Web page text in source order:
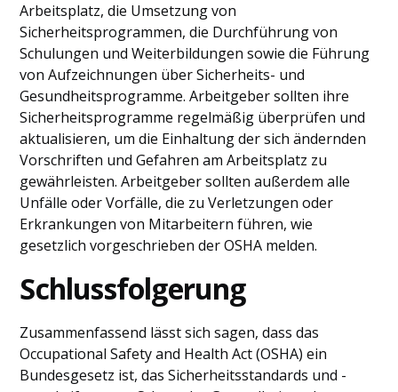
Arbeitsplatz, die Umsetzung von
Sicherheitsprogrammen, die Durchführung von
Schulungen und Weiterbildungen sowie die Führung
von Aufzeichnungen über Sicherheits- und
Gesundheitsprogramme. Arbeitgeber sollten ihre
Sicherheitsprogramme regelmäßig überprüfen und
aktualisieren, um die Einhaltung der sich ändernden
Vorschriften und Gefahren am Arbeitsplatz zu
gewährleisten. Arbeitgeber sollten außerdem alle
Unfälle oder Vorfälle, die zu Verletzungen oder
Erkrankungen von Mitarbeitern führen, wie
gesetzlich vorgeschrieben der OSHA melden.
Schlussfolgerung
Zusammenfassend lässt sich sagen, dass das
Occupational Safety and Health Act (OSHA) ein
Bundesgesetz ist, das Sicherheitsstandards und -